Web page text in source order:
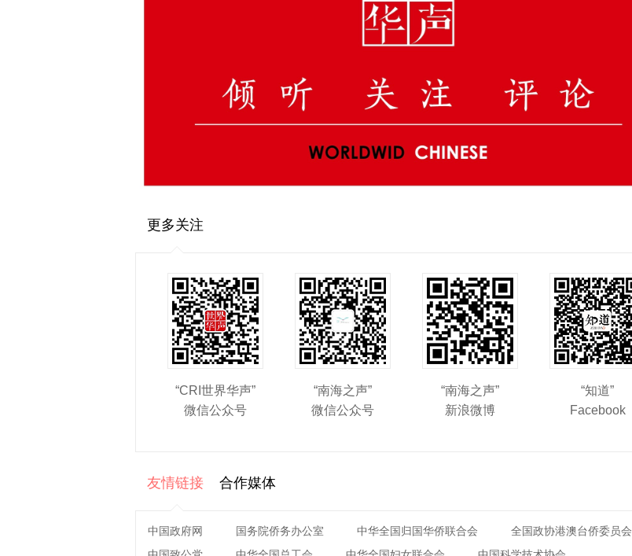
更多关注
“CRI世界华声”
微信公众号
“南海之声”
微信公众号
“南海之声”
新浪微博
“知道”
Facebook
友情链接 合作媒体
中国政府网 国务院侨务办公室 中华全国归国华侨联合会
全国政协港澳台侨委员会